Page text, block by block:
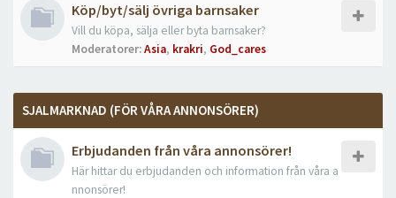
Köp/byt/sälj övriga barnsaker
Vill du köpa, sälja eller byta barnsaker?
Moderatorer:Asia, krakri, God_cares
SJALMARKNAD (FÖR VÅRA ANNONSÖRER)
Erbjudanden från våra annonsörer!
Här hittar du erbjudanden och information från våra a
nnonsörer!